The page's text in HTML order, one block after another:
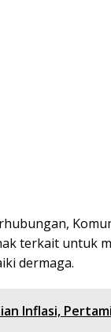
terkait untuk
dermaga.
Inflasi,